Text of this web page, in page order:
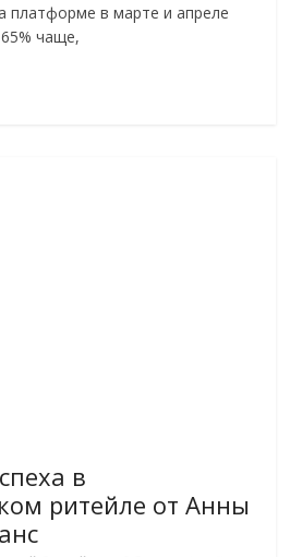
платформе в марте и апреле
чаще,
в
ритейле от Анны